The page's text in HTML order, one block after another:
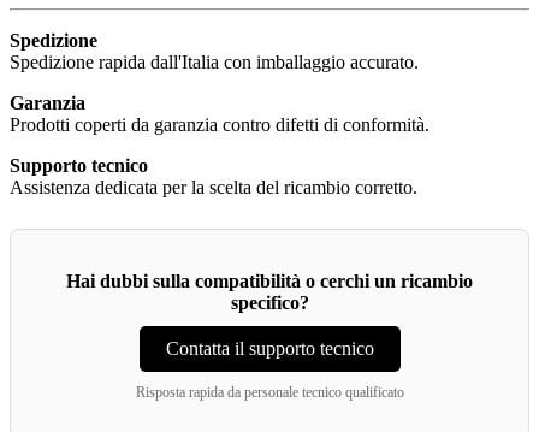
Spedizione
Spedizione rapida dall'Italia con imballaggio accurato.
Garanzia
Prodotti coperti da garanzia contro difetti di conformità.
Supporto tecnico
Assistenza dedicata per la scelta del ricambio corretto.
Hai dubbi sulla compatibilità o cerchi un ricambio
specifico?
Contatta il supporto tecnico
Risposta rapida da personale tecnico qualificato